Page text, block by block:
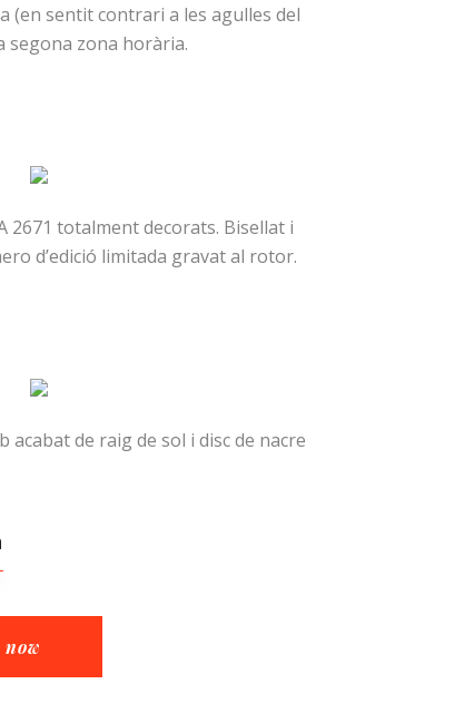
(en sentit contrari a les agulles del
segona zona horària.
2671 totalment decorats. Bisellat i
d’edició limitada gravat al rotor.
acabat de raig de sol i disc de nacre